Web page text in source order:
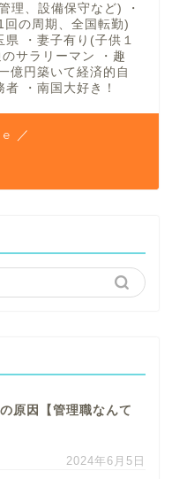
理、設備保守など) ・
の周期、全国転勤)
・妻子有り(子供１
サラリーマン ・趣
円築いて経済的自
・南国大好き！
／
原因【管理職なんて
2024年6月5日